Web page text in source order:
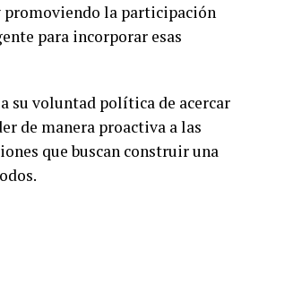
la participación
para incorporar esas
su voluntad política de acercar
de manera proactiva a las
que buscan construir una